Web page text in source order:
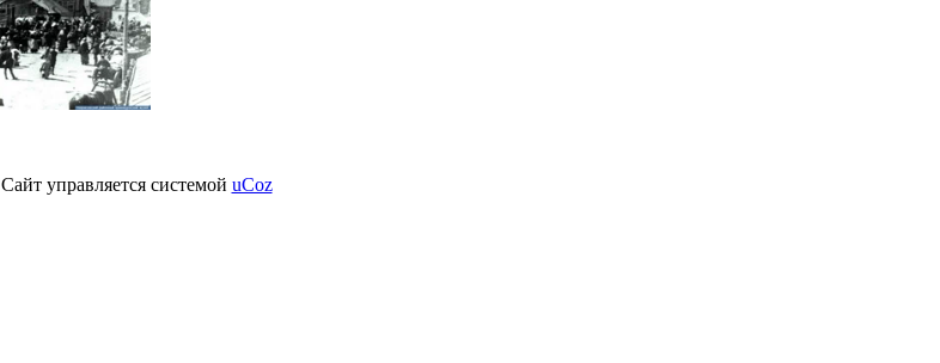
Сайт управляется системой uCoz